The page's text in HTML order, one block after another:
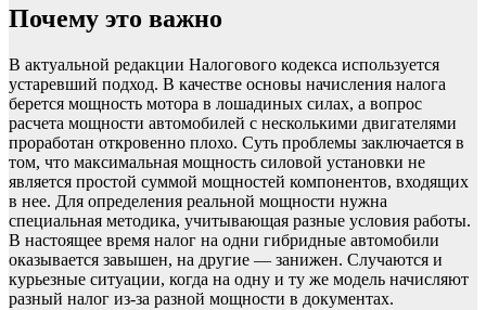
Почему это важно
В актуальной редакции Налогового кодекса используется
устаревший подход. В качестве основы начисления налога
берется мощность мотора в лошадиных силах, а вопрос
расчета мощности автомобилей с несколькими двигателями
проработан откровенно плохо. Суть проблемы заключается в
том, что максимальная мощность силовой установки не
является простой суммой мощностей компонентов, входящих
в нее. Для определения реальной мощности нужна
специальная методика, учитывающая разные условия работы.
В настоящее время налог на одни гибридные автомобили
оказывается завышен, на другие — занижен. Случаются и
курьезные ситуации, когда на одну и ту же модель начисляют
разный налог из-за разной мощности в документах.